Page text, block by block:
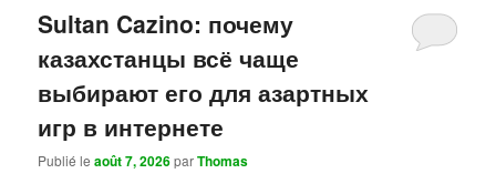
Sultan Cazino: почему
казахстанцы всё чаще
выбирают его для азартных
игр в интернете
Publié leaoût 7, 2026parThomas